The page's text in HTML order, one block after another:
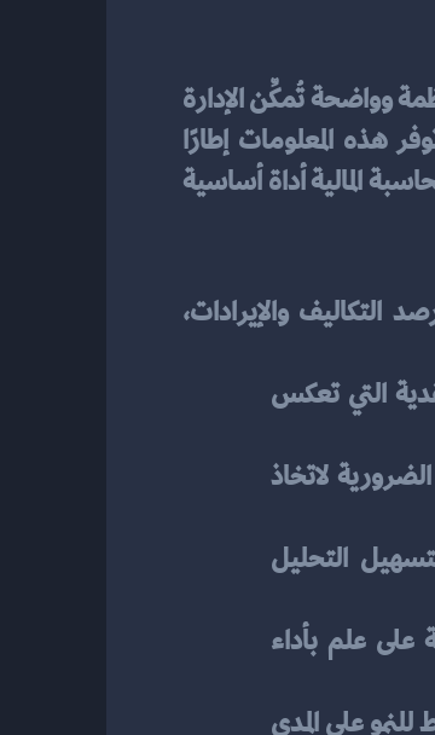
تسهيل عملية اتخاذ القرار: تزويد الإدارة والمستثمرين والدائنين وغيرهم من المستخدمين بالمعلومات الضرورية لاتخاذ